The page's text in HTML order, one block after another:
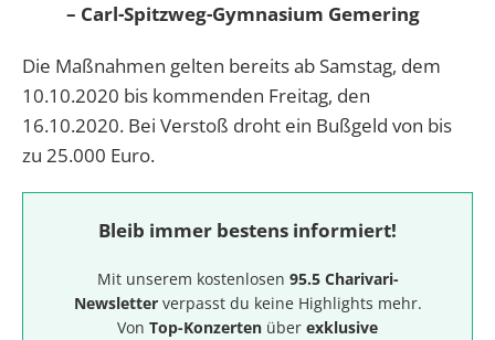
– Carl-Spitzweg-Gymnasium Gemering
Die Maßnahmen gelten bereits ab Samstag, dem
10.10.2020 bis kommenden Freitag, den
16.10.2020. Bei Verstoß droht ein Bußgeld von bis
zu 25.000 Euro.
Bleib immer bestens informiert!
Mit unserem kostenlosen 95.5 Charivari-
Newsletterverpasst du keine Highlights mehr.
Von Top-Konzerten über exklusive